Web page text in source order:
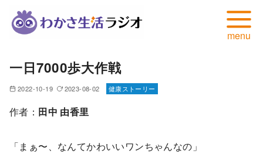
一日7000歩大作戦
2022-10-19 2023-08-02 健康ストーリー
作者： 田中 由香里
「まぁ〜、なんてかわいいワンちゃんなの」